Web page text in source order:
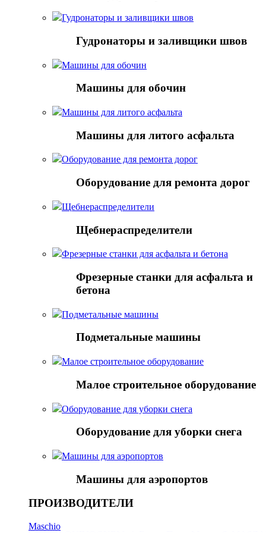
Гудронаторы и заливщики швов
Гудронаторы и заливщики швов
Машины для обочин
Машины для обочин
Машины для литого асфальта
Машины для литого асфальта
Оборудование для ремонта дорог
Оборудование для ремонта дорог
Щебнераспределители
Щебнераспределители
Фрезерные станки для асфальта и бетона
Фрезерные станки для асфальта и
бетона
Подметальные машины
Подметальные машины
Малое строительное оборудование
Малое строительное оборудование
Оборудование для уборки снега
Оборудование для уборки снега
Mашины для аэропортов
Mашины для аэропортов
ПРОИЗВОДИТЕЛИ
Maschio